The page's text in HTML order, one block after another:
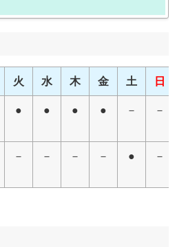
火 水 木 金 土 日
● ● ● ● － －
－ － － － ● －